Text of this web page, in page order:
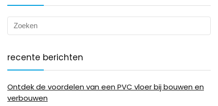
recente berichten
Ontdek de voordelen van een PVC vloer bij bouwen en
verbouwen